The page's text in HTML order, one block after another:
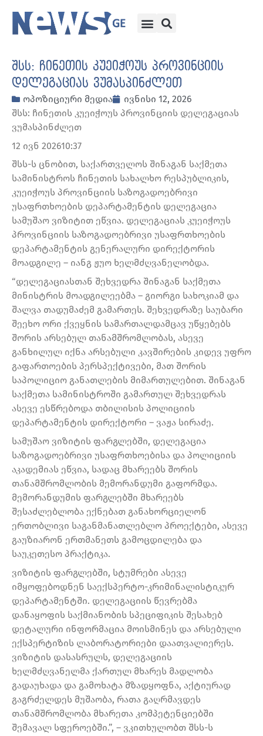
შსს: ჩინეთის კუეიჭოუს პროვინციის
დელეგაციას ვუმასპინძლეთ
ოპოზიციური მედია
ივნისი 12, 2026
შსს: ჩინეთის კუეიჭოუს პროვინციის დელეგაციას
ვუმასპინძლეთ
12 ივნ 202610:37
შსს-ს ცნობით, საქართველოს შინაგან საქმეთა
სამინისტროს ჩინეთის სახალხო რესპუბლიკის,
კუეიჭოუს პროვინციის საზოგადოებრივი
უსაფრთხოების დეპარტამენტის დელეგაცია
სამუშაო ვიზიტით ეწვია. დელეგაციას კუეიჭოუს
პროვინციის საზოგადოებრივი უსაფრთხოების
დეპარტამენტის გენერალური დირექტორის
მოადგილე – იანგ ჟუო ხელმძღვანელობდა.
“დელეგაციასთან შეხვედრა შინაგან საქმეთა
მინისტრის მოადგილეებმა – გიორგი სახოკიამ და
შალვა თადუმაძემ გამართეს. შეხვედრაზე საუბარი
შეეხო ორი ქვეყნის სამართალდამცავ უწყებებს
შორის არსებულ თანამშრომლობას, ასევე
განხილულ იქნა არსებული კავშირების კიდევ უფრო
გაფართოების პერსპექტივები, მათ შორის
საპოლიციო განათლების მიმართულებით. შინაგან
საქმეთა სამინისტროში გამართულ შეხვედრას
ასევე ესწრებოდა თბილისის პოლიციის
დეპარტამენტის დირექტორი – ვაჟა სირაძე.
სამუშაო ვიზიტის ფარგლებში, დელეგაცია
საზოგადოებრივი უსაფრთხოებისა და პოლიციის
აკადემიას ეწვია, სადაც მხარეებს შორის
თანამშრომლობის მემორანდუმი გაფორმდა.
მემორანდუმის ფარგლებში მხარეებს
შესაძლებლობა ექნებათ განახორციელონ
ერთობლივი საგანმანათლებლო პროექტები, ასევე
გაუზიარონ ერთმანეთს გამოცდილება და
საუკეთესო პრაქტიკა.
ვიზიტის ფარგლებში, სტუმრები ასევე
იმყოფებოდნენ საექსპერტო-კრიმინალისტიკურ
დეპარტამენტში. დელეგაციის წევრებმა
დანაყოფის საქმიანობის სპეციფიკის შესახებ
დეტალური ინფორმაცია მოისმინეს და არსებული
ექსპერტიზის ლაბორატორიები დაათვალიერეს.
ვიზიტის დასასრულს, დელეგაციის
ხელმძღვანელმა ქართულ მხარეს მადლობა
გადაუხადა და გამოხატა მზადყოფნა, აქტიურად
გაგრძელდეს მუშაობა, რათა გაღრმავდეს
თანამშრომლობა მხარეთა კომპეტენციებში
შემავალ სფეროებში.”, – ვკითხულობთ შსს-ს